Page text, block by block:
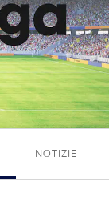
NOTIZIE